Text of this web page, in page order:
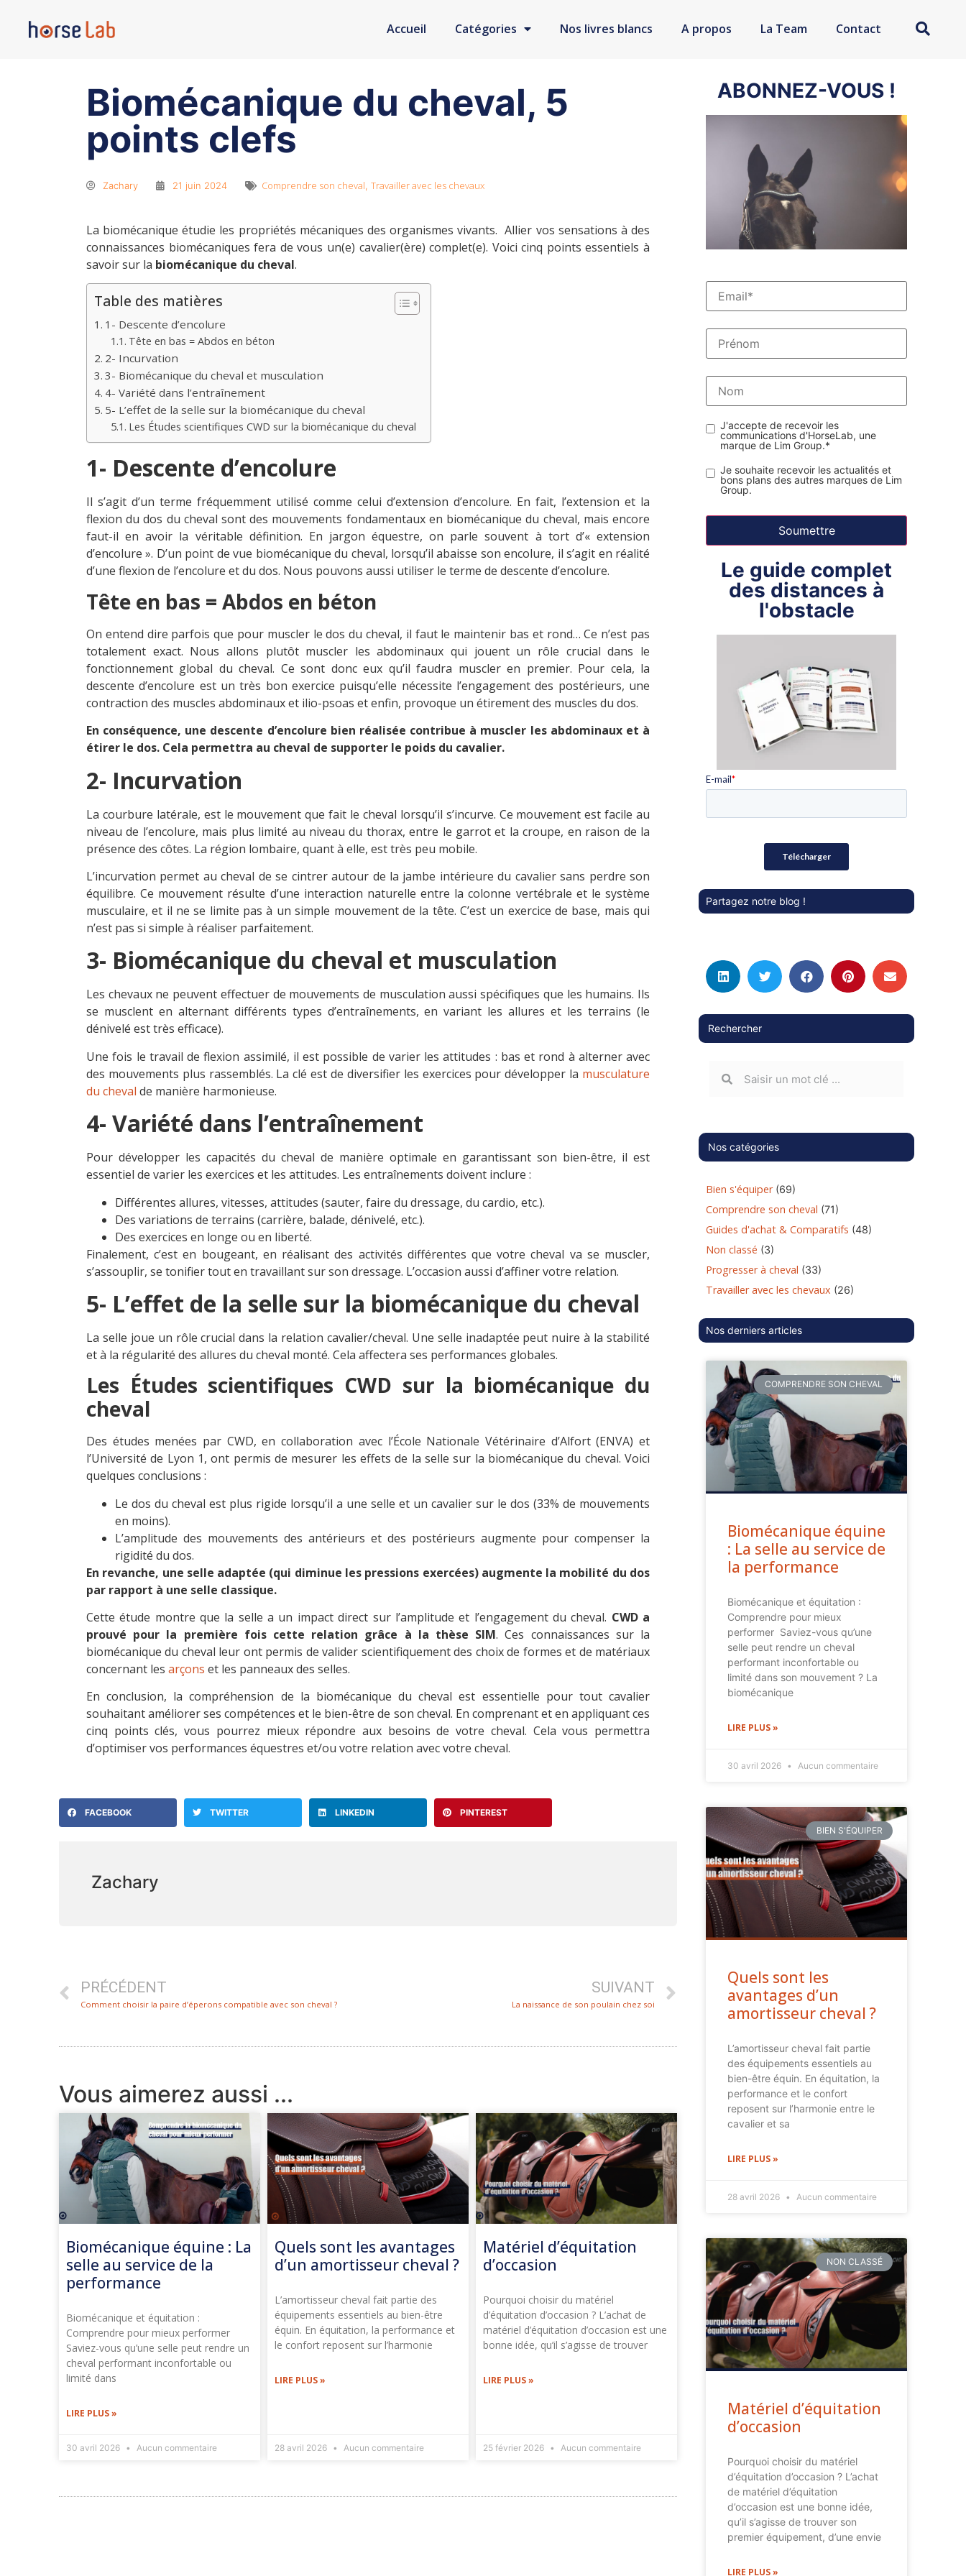
Accueil Catégories Nos livres blancs A propos La Team Contact
Biomécanique du cheval, 5
points clefs
Zachary 21 juin 2024 Comprendre son cheval, Travailler avec les chevaux
La biomécanique étudie les propriétés mécaniques des organismes vivants. Allier vos sensations à des
connaissances biomécaniques fera de vous un(e) cavalier(ère) complet(e). Voici cinq points essentiels à
savoir sur la biomécanique du cheval.
Table des matières
1- Descente d’encolure
Tête en bas = Abdos en béton
2- Incurvation
3- Biomécanique du cheval et musculation
4- Variété dans l’entraînement
5- L’effet de la selle sur la biomécanique du cheval
Les Études scientifiques CWD sur la biomécanique du cheval
1- Descente d’encolure
Il s’agit d’un terme fréquemment utilisé comme celui d’extension d’encolure. En fait, l’extension et la
flexion du dos du cheval sont des mouvements fondamentaux en biomécanique du cheval, mais encore
faut-il en avoir la véritable définition. En jargon équestre, on parle souvent à tort d’« extension
d’encolure ». D’un point de vue biomécanique du cheval, lorsqu’il abaisse son encolure, il s’agit en réalité
d’une flexion de l’encolure et du dos. Nous pouvons aussi utiliser le terme de descente d’encolure.
Tête en bas = Abdos en béton
On entend dire parfois que pour muscler le dos du cheval, il faut le maintenir bas et rond… Ce n’est pas
totalement exact. Nous allons plutôt muscler les abdominaux qui jouent un rôle crucial dans le
fonctionnement global du cheval. Ce sont donc eux qu’il faudra muscler en premier. Pour cela, la
descente d’encolure est un très bon exercice puisqu’elle nécessite l’engagement des postérieurs, une
contraction des muscles abdominaux et ilio-psoas et enfin, provoque un étirement des muscles du dos.
En conséquence, une descente d’encolure bien réalisée contribue à muscler les abdominaux et à
étirer le dos. Cela permettra au cheval de supporter le poids du cavalier.
2- Incurvation
La courbure latérale, est le mouvement que fait le cheval lorsqu’il s’incurve. Ce mouvement est facile au
niveau de l’encolure, mais plus limité au niveau du thorax, entre le garrot et la croupe, en raison de la
présence des côtes. La région lombaire, quant à elle, est très peu mobile.
L’incurvation permet au cheval de se cintrer autour de la jambe intérieure du cavalier sans perdre son
équilibre. Ce mouvement résulte d’une interaction naturelle entre la colonne vertébrale et le système
musculaire, et il ne se limite pas à un simple mouvement de la tête. C’est un exercice de base, mais qui
n’est pas si simple à réaliser parfaitement.
3- Biomécanique du cheval et musculation
Les chevaux ne peuvent effectuer de mouvements de musculation aussi spécifiques que les humains. Ils
se musclent en alternant différents types d’entraînements, en variant les allures et les terrains (le
dénivelé est très efficace).
Une fois le travail de flexion assimilé, il est possible de varier les attitudes : bas et rond à alterner avec
des mouvements plus rassemblés. La clé est de diversifier les exercices pour développer la musculature
du cheval de manière harmonieuse.
4- Variété dans l’entraînement
Pour développer les capacités du cheval de manière optimale en garantissant son bien-être, il est
essentiel de varier les exercices et les attitudes. Les entraînements doivent inclure :
Différentes allures, vitesses, attitudes (sauter, faire du dressage, du cardio, etc.).
Des variations de terrains (carrière, balade, dénivelé, etc.).
Des exercices en longe ou en liberté.
Finalement, c’est en bougeant, en réalisant des activités différentes que votre cheval va se muscler,
s’assouplir, se tonifier tout en travaillant sur son dressage. L’occasion aussi d’affiner votre relation.
5- L’effet de la selle sur la biomécanique du cheval
La selle joue un rôle crucial dans la relation cavalier/cheval. Une selle inadaptée peut nuire à la stabilité
et à la régularité des allures du cheval monté. Cela affectera ses performances globales.
Les Études scientifiques CWD sur la biomécanique du
cheval
Des études menées par CWD, en collaboration avec l’École Nationale Vétérinaire d’Alfort (ENVA) et
l’Université de Lyon 1, ont permis de mesurer les effets de la selle sur la biomécanique du cheval. Voici
quelques conclusions :
Le dos du cheval est plus rigide lorsqu’il a une selle et un cavalier sur le dos (33% de mouvements
en moins).
L’amplitude des mouvements des antérieurs et des postérieurs augmente pour compenser la
rigidité du dos.
En revanche, une selle adaptée (qui diminue les pressions exercées) augmente la mobilité du dos
par rapport à une selle classique.
Cette étude montre que la selle a un impact direct sur l’amplitude et l’engagement du cheval. CWD a
prouvé pour la première fois cette relation grâce à la thèse SIM. Ces connaissances sur la
biomécanique du cheval leur ont permis de valider scientifiquement des choix de formes et de matériaux
concernant les arçons et les panneaux des selles.
En conclusion, la compréhension de la biomécanique du cheval est essentielle pour tout cavalier
souhaitant améliorer ses compétences et le bien-être de son cheval. En comprenant et en appliquant ces
cinq points clés, vous pourrez mieux répondre aux besoins de votre cheval. Cela vous permettra
d’optimiser vos performances équestres et/ou votre relation avec votre cheval.
FACEBOOK TWITTER LINKEDIN PINTEREST
Zachary
PRÉCÉDENT
Comment choisir la paire d’éperons compatible avec son cheval ?
SUIVANT
La naissance de son poulain chez soi
Vous aimerez aussi ...
Biomécanique équine : La
selle au service de la
performance
Biomécanique et équitation :
Comprendre pour mieux performer
Saviez-vous qu’une selle peut rendre un
cheval performant inconfortable ou
limité dans
LIRE PLUS »
30 avril 2026 Aucun commentaire
Quels sont les avantages
d’un amortisseur cheval ?
L’amortisseur cheval fait partie des
équipements essentiels au bien-être
équin. En équitation, la performance et
le confort reposent sur l’harmonie
LIRE PLUS »
28 avril 2026 Aucun commentaire
Matériel d’équitation
d’occasion
Pourquoi choisir du matériel
d’équitation d’occasion ? L’achat de
matériel d’équitation d’occasion est une
bonne idée, qu’il s’agisse de trouver
LIRE PLUS »
25 février 2026 Aucun commentaire
ABONNEZ-VOUS !
J'accepte de recevoir les
communications d'HorseLab, une
marque de Lim Group.*
Je souhaite recevoir les actualités et
bons plans des autres marques de Lim
Group.
Le guide complet
des distances à
l'obstacle
Partagez notre blog !
Rechercher
Nos catégories
Bien s'équiper(69)
Comprendre son cheval (71)
Guides d'achat & Comparatifs (48)
Non classé (3)
Progresser à cheval (33)
Travailler avec les chevaux (26)
Nos derniers articles
COMPRENDRE SON CHEVAL
Biomécanique équine
: La selle au service de
la performance
Biomécanique et équitation :
Comprendre pour mieux
performer Saviez-vous qu’une
selle peut rendre un cheval
performant inconfortable ou
limité dans son mouvement ? La
biomécanique
LIRE PLUS »
30 avril 2026 Aucun commentaire
BIEN S'ÉQUIPER
Quels sont les
avantages d’un
amortisseur cheval ?
L’amortisseur cheval fait partie
des équipements essentiels au
bien-être équin. En équitation, la
performance et le confort
reposent sur l’harmonie entre le
cavalier et sa
LIRE PLUS »
28 avril 2026 Aucun commentaire
NON CLASSÉ
Matériel d’équitation
d’occasion
Pourquoi choisir du matériel
d’équitation d’occasion ? L’achat
de matériel d’équitation
d’occasion est une bonne idée,
qu’il s’agisse de trouver son
premier équipement, d’une envie
LIRE PLUS »